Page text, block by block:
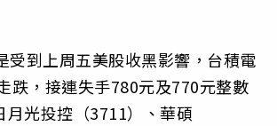
受到上周五美股收黑影響，台積電
跌，接連失手780元及770元整數
月光投控（3711）、華碩